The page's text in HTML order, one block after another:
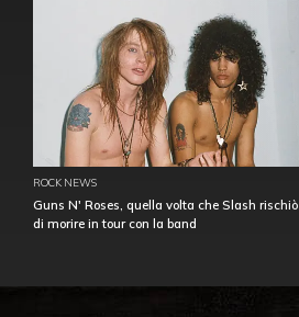
ROCK NEWS
Guns N' Roses, quella volta che Slash rischiò
di morire in tour con la band